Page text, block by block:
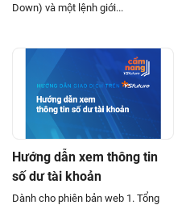
Down) và một lệnh giới...
Hướng dẫn xem thông tin
số dư tài khoản
Dành cho phiên bản web 1. Tổng